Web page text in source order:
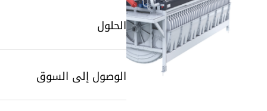
الحلول
الوصول إلى السوق